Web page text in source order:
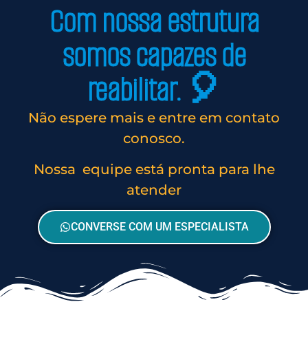
Com nossa estrutura
somos capazes de
reabilitar. 🎈
Não espere mais e entre em contato
conosco.
Nossa equipe está pronta para lhe
atender
CONVERSE COM UM ESPECIALISTA